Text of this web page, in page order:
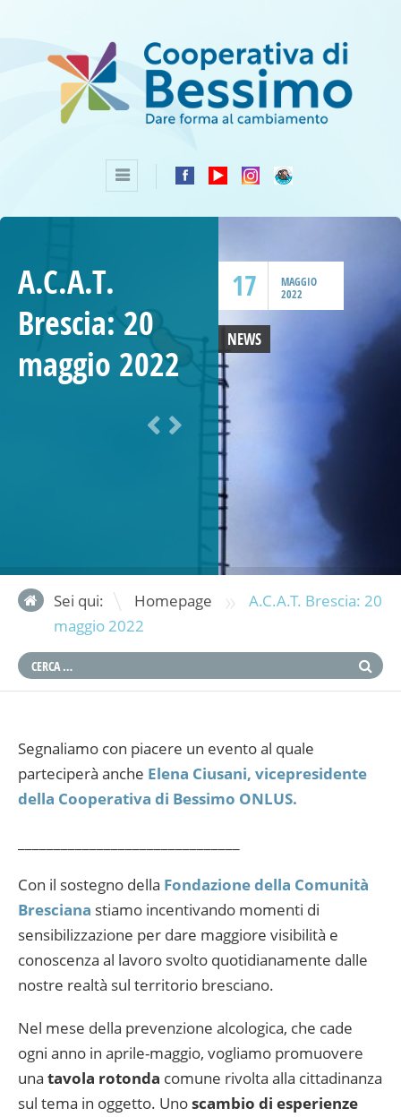
17
MAGGIO
2022
A.C.A.T.
Brescia: 20
maggio 2022
NEWS
Sei qui: Homepage »
A.C.A.T. Brescia: 20
maggio 2022
Segnaliamo con piacere un evento al quale
parteciperà anche Elena Ciusani, vicepresidente
della Cooperativa di Bessimo ONLUS.
Con il sostegno della Fondazione della Comunità
Bresciana stiamo incentivando momenti di
sensibilizzazione per dare maggiore visibilità e
conoscenza al lavoro svolto quotidianamente dalle
nostre realtà sul territorio bresciano.
Nel mese della prevenzione alcologica, che cade
ogni anno in aprile-maggio, vogliamo promuovere
una tavola rotonda comune rivolta alla cittadinanza
sul tema in oggetto. Unoscambio di esperienze